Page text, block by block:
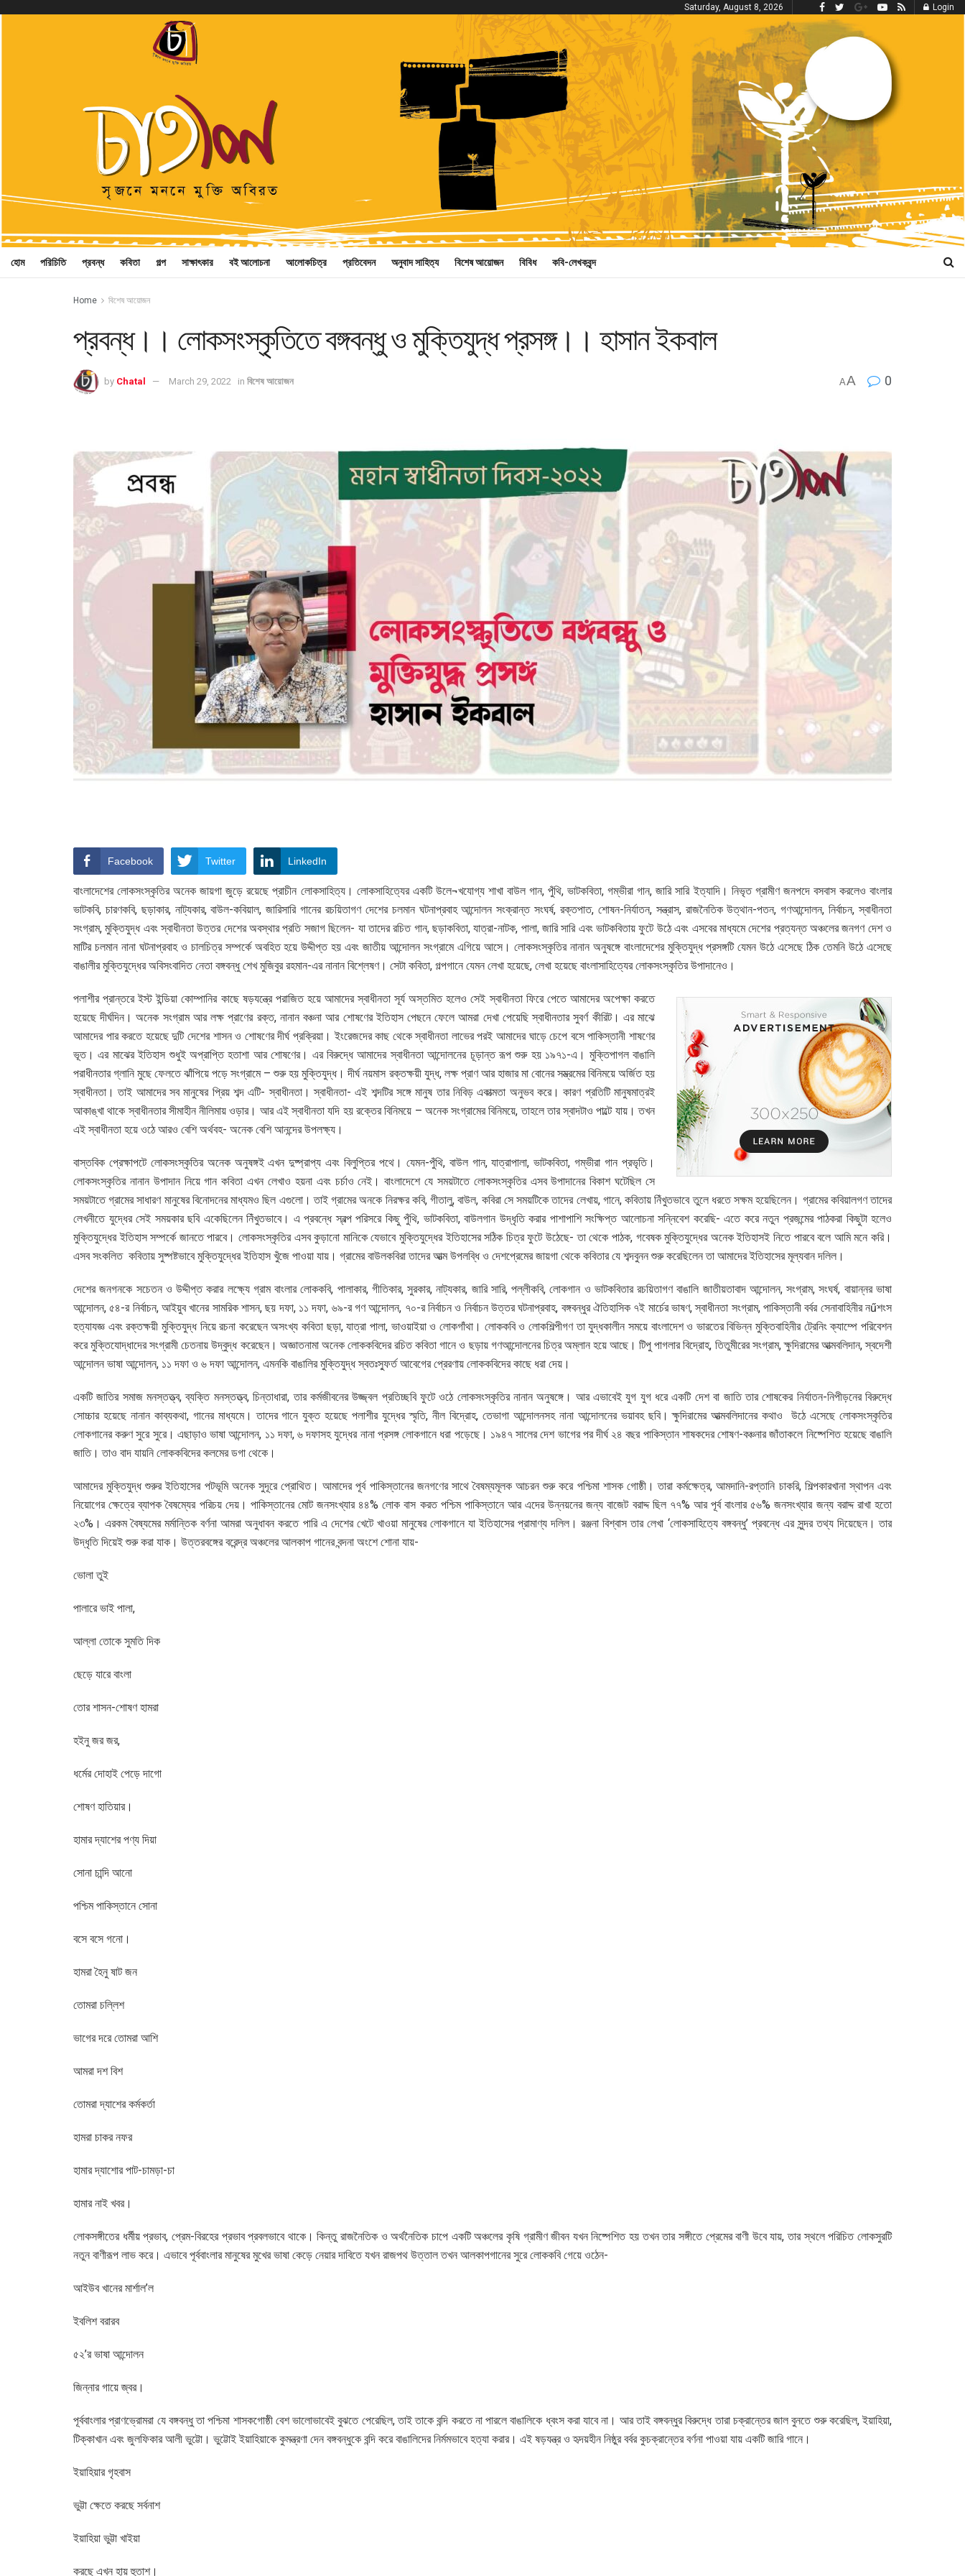
Saturday, August 8, 2026 Login
হোম পরিচিতি প্রবন্ধ কবিতা গল্প সাক্ষাৎকার বই আলোচনা আলোকচিত্র প্রতিবেদন অনুবাদ সাহিত্য বিশেষ আয়োজন বিবিধ কবি-লেখকবৃন্দ
Home বিশেষ আয়োজন
প্রবন্ধ।। লোকসংস্কৃতিতে বঙ্গবন্ধু ও মুক্তিযুদ্ধ প্রসঙ্গ।। হাসান ইকবাল
by Chatal March 29, 2022 in বিশেষ আয়োজন AA 0
Facebook Twitter LinkedIn
বাংলাদেশের লোকসংস্কৃতির অনেক জায়গা জুড়ে রয়েছে প্রাচীন লোকসাহিত্য। লোকসাহিত্যের একটি উলে¬খযোগ্য শাখা বাউল গান, পুঁথি, ভাটকবিতা, গম্ভীরা গান, জারি সারি ইত্যাদি। নিভৃত গ্রামীণ জনপদে বসবাস করলেও বাংলার
ভাটকবি, চারণকবি, ছড়াকার, নাট্যকার, বাউল-কবিয়াল, জারিসারি গানের রচয়িতাগণ দেশের চলমান ঘটনাপ্রবাহ আন্দোলন সংক্রান্ত সংঘর্ষ, রক্তপাত, শোষন-নির্যাতন, সন্ত্রাস, রাজনৈতিক উত্থান-পতন, গণআন্দোলন, নির্বাচন, স্বাধীনতা
সংগ্রাম, মুক্তিযুদ্ধ এবং স্বাধীনতা উত্তর দেশের অবস্থার প্রতি সজাগ ছিলেন- যা তাদের রচিত গান, ছড়াকবিতা, যাত্রা-নাটক, পালা, জারি সারি এবং ভাটকবিতায় ফুটে উঠে এবং এসবের মাধ্যমে দেশের প্রত্যন্ত অঞ্চলের জনগণ দেশ ও
মাটির চলমান নানা ঘটনাপ্রবাহ ও চালচিত্র সম্পর্কে অবহিত হয়ে উদ্দীপ্ত হয় এবং জাতীয় আন্দোলন সংগ্রামে এগিয়ে আসে। লোকসংস্কৃতির নানান অনুষঙ্গে বাংলাদেশের মুক্তিযুদ্ধ প্রসঙ্গটি যেমন উঠে এসেছে ঠিক তেমনি উঠে এসেছে
বাঙালীর মুক্তিযুদ্ধের অবিসংবাদিত নেতা বঙ্গবন্ধু শেখ মুজিবুর রহমান-এর নানান বিশ্লেষণ। সেটা কবিতা, গল্পগানে যেমন লেখা হয়েছে, লেখা হয়েছে বাংলাসাহিত্যের লোকসংস্কৃতির উপাদানেও।
পলাশীর প্রান্তরে ইস্ট ইন্ডিয়া কোম্পানির কাছে ষড়যন্ত্রে পরাজিত হয়ে আমাদের স্বাধীনতা সূর্য অস্তমিত হলেও সেই স্বাধীনতা ফিরে পেতে আমাদের অপেক্ষা করতে
হয়েছে দীর্ঘদিন। অনেক সংগ্রাম আর লক্ষ প্রাণের রক্ত, নানান বঞ্চনা আর শোষণের ইতিহাস পেছনে ফেলে আমরা দেখা পেয়েছি স্বাধীনতার সুবর্ণ কীরিট। এর মাঝে
আমাদের পার করতে হয়েছে দুটি দেশের শাসন ও শোষণের দীর্ঘ প্রক্রিয়া। ইংরেজদের কাছ থেকে স্বাধীনতা লাভের পরই আমাদের ঘাড়ে চেপে বসে পাকিস্তানী শাষণের
ভূত। এর মাঝের ইতিহাস শুধুই অপ্রাপ্তি হতাশা আর শোষণের। এর বিরুদ্ধে আমাদের স্বাধীনতা আন্দোলনের চূড়ান্ত রূপ শুরু হয় ১৯৭১-এ। মুক্তিপাগল বাঙালি
পরাধীনতার গ্লানি মুছে ফেলতে ঝাঁপিয়ে পড়ে সংগ্রামে – শুরু হয় মুক্তিযুদ্ধ। দীর্ঘ নয়মাস রক্তক্ষয়ী যুদ্ধ, লক্ষ প্রাণ আর হাজার মা বোনের সম্ভ্রমের বিনিময়ে অর্জিত হয়
স্বাধীনতা। তাই আমাদের সব মানুষের প্রিয় শব্দ এটি- স্বাধীনতা। স্বাধীনতা- এই শব্দটির সঙ্গে মানুষ তার নিবিড় একাত্মতা অনুভব করে। কারণ প্রতিটি মানুষমাত্রই
আকাঙ্খা থাকে স্বাধীনতার সীমাহীন নীলিমায় ওড়ার। আর এই স্বাধীনতা যদি হয় রক্তের বিনিময়ে – অনেক সংগ্রামের বিনিময়ে, তাহলে তার স্বাদটাও পাল্টে যায়। তখন
এই স্বাধীনতা হয়ে ওঠে আরও বেশি অর্থবহ- অনেক বেশি আনন্দের উপলক্ষ্য।
বাস্তবিক প্রেক্ষাপটে লোকসংস্কৃতির অনেক অনুষঙ্গই এখন দুষ্প্রাপ্য এবং বিলুপ্তির পথে। যেমন-পুঁথি, বাউল গান, যাত্রাপালা, ভাটকবিতা, গম্ভীরা গান প্রভৃতি।
লোকসংস্কৃতির নানান উপাদান নিয়ে গান কবিতা এখন লেখাও হয়না এবং চর্চাও নেই। বাংলাদেশে যে সময়টাতে লোকসংস্কৃতির এসব উপাদানের বিকাশ ঘটেছিল সে
সময়টাতে গ্রামের সাধারণ মানুষের বিনোদনের মাধ্যমও ছিল এগুলো। তাই গ্রামের অনকে নিরক্ষর কবি, গীতালু, বাউল, কবিরা সে সময়টিকে তাদের লেখায়, গানে, কবিতায় নিঁখুতভাবে তুলে ধরতে সক্ষম হয়েছিলেন। গ্রামের কবিয়ালগণ তাদের
লেখনীতে যুদ্ধের সেই সময়কার ছবি একেছিলেন নিঁখুতভাবে। এ প্রবন্ধে স্বল্প পরিসরে কিছু পুঁথি, ভাটকবিতা, বাউলগান উদ্ধৃতি করার পাশাপাশি সংক্ষিপ্ত আলোচনা সন্নিবেশ করেছি- এতে করে নতুন প্রজন্মের পাঠকরা কিছুটা হলেও
মুক্তিযুদ্ধের ইতিহাস সম্পর্কে জানতে পারবে। লোকসংস্কৃতির এসব কুড়ানো মানিকে যেভাবে মুক্তিযুদ্ধের ইতিহাসের সঠিক চিত্র ফুটে উঠেছে- তা থেকে পাঠক, গবেষক মুক্তিযুদ্ধের অনেক ইতিহাসই নিতে পারবে বলে আমি মনে করি।
এসব সংকলিত কবিতায় সুষ্পষ্টভাবে মুক্তিযুদ্ধের ইতিহাস খুঁজে পাওয়া যায়। গ্রামের বাউলকবিরা তাদের আত্ম উপলব্ধি ও দেশপ্রেমের জায়গা থেকে কবিতার যে শব্দবুনন শুরু করেছিলেন তা আমাদের ইতিহাসের মূল্যবান দলিল।
দেশের জনগনকে সচেতন ও উদ্দীপ্ত করার লক্ষ্যে গ্রাম বাংলার লোককবি, পালাকার, গীতিকার, সুরকার, নাট্যকার, জারি সারি, পল্লীকবি, লোকগান ও ভাটকবিতার রচয়িতাগণ বাঙালি জাতীয়তাবাদ আন্দোলন, সংগ্রাম, সংঘর্ষ, বায়ান্নর ভাষা
আন্দোলন, ৫৪-র নির্বাচন, আইয়ুব খানের সামরিক শাসন, ছয় দফা, ১১ দফা, ৬৯-র গণ আন্দোলন, ৭০-র নির্বাচন ও নির্বাচন উত্তর ঘটনাপ্রবাহ, বঙ্গবন্ধুর ঐতিহাসিক ৭ই মার্চের ভাষণ, স্বাধীনতা সংগ্রাম, পাকিস্তানী বর্বর সেনাবাহিনীর নűশংস
হত্যাযজ্ঞ এবং রক্তক্ষয়ী মুক্তিযুদ্ধ নিয়ে রচনা করেছেন অসংখ্য কবিতা ছড়া, যাত্রা পালা, ভাওয়াইয়া ও লোকগাঁথা। লোককবি ও লোকশিল্পীগণ তা যুদ্ধকালীন সময়ে বাংলাদেশ ও ভারতের বিভিন্ন মুক্তিবাহিনীর ট্রেনিং ক্যাম্পে পরিবেশন
করে মুক্তিযোদ্ধাদের সংগ্রামী চেতনায় উদ্বুদ্ধ করেছেন। অজ্ঞাতনামা অনেক লোককবিদের রচিত কবিতা গানে ও ছড়ায় গণআন্দোলনের চিত্র অম্লান হয়ে আছে। টিপু পাগলার বিদ্রোহ, তিতুমীরের সংগ্রাম, ক্ষুদিরামের আত্মবলিদান, স্বদেশী
আন্দোলন ভাষা আন্দোলন, ১১ দফা ও ৬ দফা আন্দোলন, এমনকি বাঙালির মুক্তিযুদ্ধ স্বতঃস্ফুর্ত আবেগের প্রেরণায় লোককবিদের কাছে ধরা দেয়।
একটি জাতির সমাজ মনস্তত্ত্ব, ব্যক্তি মনস্তত্ত্ব, চিন্তাধারা, তার কর্মজীবনের উজ্জ্বল প্রতিচ্ছবি ফুটে ওঠে লোকসংস্কৃতির নানান অনুষঙ্গে। আর এভাবেই যুগ যুগ ধরে একটি দেশ বা জাতি তার শোষকের নির্যাতন-নিপীড়নের বিরুদ্ধে
সোচ্চার হয়েছে নানান কাব্যকথা, গানের মাধ্যমে। তাদের গানে যুক্ত হয়েছে পলাশীর যুদ্ধের স্মৃতি, নীল বিদ্রোহ, তেভাগা আন্দোলনসহ নানা আন্দোলনের ভয়াবহ ছবি। ক্ষুদিরামের আত্মবলিদানের কথাও উঠে এসেছে লোকসংস্কৃতির
লোকগানের করুণ সুরে সুরে। এছাড়াও ভাষা আন্দোলন, ১১ দফা, ৬ দফাসহ যুদ্ধের নানা প্রসঙ্গ লোকগানে ধরা পড়েছে। ১৯৪৭ সালের দেশ ভাগের পর দীর্ঘ ২৪ বছর পাকিস্তান শাষকদের শোষণ-বঞ্চনার জাঁতাকলে নিষ্পেশিত হয়েছে বাঙালি
জাতি। তাও বাদ যায়নি লোককবিদের কলমের ডগা থেকে।
আমাদের মুক্তিযুদ্ধ শুরুর ইতিহাসের পটভূমি অনেক সুদূরে প্রোথিত। আমাদের পূর্ব পাকিস্তানের জনগণের সাথে বৈষম্যমূলক আচরন শুরু করে পশ্চিমা শাসক গোষ্ঠী। তারা কর্মক্ষেত্র, আমদানি-রপ্তানি চাকরি, শিল্পকারখানা স্থাপন এবং
নিয়োগের ক্ষেত্রে ব্যাপক বৈষম্যের পরিচয় দেয়। পাকিস্তানের মোট জনসংখ্যার ৪৪% লোক বাস করত পশ্চিম পাকিস্তানে আর এদের উন্নয়নের জন্য বাজেট বরাদ্দ ছিল ৭৭% আর পূর্ব বাংলার ৫৬% জনসংখ্যার জন্য বরাদ্দ রাখা হতো
২৩%। এরকম বৈষ্যমের মর্মান্তিক বর্ণনা আমরা অনুধাবন করতে পারি এ দেশের খেটে খাওয়া মানুষের লোকগানে যা ইতিহাসের প্রামাণ্য দলিল। রঞ্জনা বিশ্বাস তার লেখা ‘লোকসাহিত্যে বঙ্গবন্ধু’ প্রবন্ধে এর সুন্দর তথ্য দিয়েছেন। তার
উদ্ধৃতি দিয়েই শুরু করা যাক। উত্তরবঙ্গের বরেন্দ্র অঞ্চলের আলকাপ গানের বন্দনা অংশে শোনা যায়-
ভোলা তুই
পালারে ভাই পালা,
আল্লা তোকে সুমতি দিক
ছেড়ে যারে বাংলা
তোর শাসন-শোষণ হামরা
হইনু জর জর,
ধর্মের দোহাই পেড়ে দাগো
শোষণ হাতিয়ার।
হামার দ্যাশের পণ্য দিয়া
সোনা চান্দি আনো
পশ্চিম পাকিস্তানে সোনা
বসে বসে গনো।
হামরা হৈনু ষাট জন
তোমরা চল্লিশ
ভাগের দরে তোমরা আশি
আমরা দশ বিশ
তোমরা দ্যাশের কর্মকর্তা
হামরা চাকর নফর
হামার দ্যাশোর পাট-চামড়া-চা
হামার নাই খবর।
লোকসঙ্গীতের ধর্মীয় প্রভাব, প্রেম-বিরহের প্রভাব প্রবলভাবে থাকে। কিন্তু রাজনৈতিক ও অর্থনৈতিক চাপে একটি অঞ্চলের কৃষি গ্রামীণ জীবন যখন নিষ্পেশিত হয় তখন তার সঙ্গীতে প্রেমের বাণী উবে যায়, তার স্থলে পরিচিত লোকসুরটি
নতুন বাণীরূপ লাভ করে। এভাবে পূর্ববাংলার মানুষের মুখের ভাষা কেড়ে নেয়ার দাবিতে যখন রাজপথ উত্তাল তখন আলকাপগানের সুরে লোককবি গেয়ে ওঠেন-
আইউব খানের মার্শাল’ল
ইবলিশ বরারব
৫২’র ভাষা আন্দোলন
জিন্নার গায়ে জ্বর।
পূর্ববাংলার প্রাণভ্রোমরা যে বঙ্গবন্ধু তা পশ্চিমা শাসকগোষ্ঠী বেশ ভালোভাবেই বুঝতে পেরেছিল, তাই তাকে বন্দি করতে না পারলে বাঙালিকে ধ্বংস করা যাবে না। আর তাই বঙ্গবন্ধুর বিরুদ্ধে তারা চক্রান্তের জাল বুনতে শুরু করেছিল, ইয়াহিয়া,
টিক্কাখান এবং জুলফিকার আলী ভুট্টো। ভুট্টোই ইয়াহিয়াকে কুমন্ত্রণা দেন বঙ্গবন্ধুকে বন্দি করে বাঙালিদের নির্মমভাবে হত্যা করার। এই ষড়যন্ত্র ও হৃদয়হীন নিষ্ঠুর বর্বর কুচক্রান্তের বর্ণনা পাওয়া যায় একটি জারি গানে।
ইয়াহিয়ার গৃহবাস
ভুট্টা ক্ষেতে করছে সর্বনাশ
ইয়াহিয়া ভুট্টা খাইয়া
করছে এখন হায় হুতাশ।